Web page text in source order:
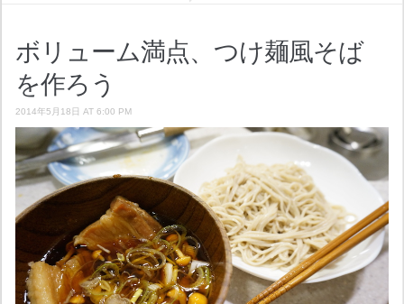
ボリューム満点、つけ麺風そば
を作ろう
2014年5月18日 AT 6:00 PM